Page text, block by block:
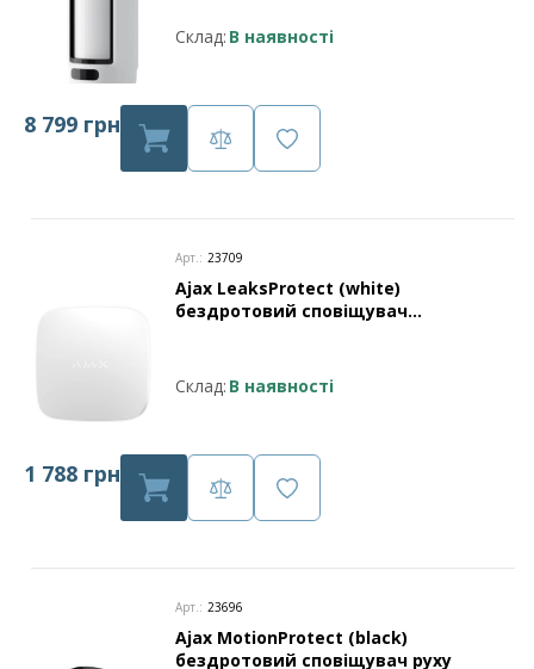
Склад: В наявності
8 799 грн
Арт.: 23709
Ajax LeaksProtect (white)
бездротовий сповіщувач
Склад: В наявності
1 788 грн
Арт.: 23696
Ajax MotionProtect (black)
бездротовий сповіщувач руху